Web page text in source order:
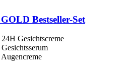
Bestseller-​Set
Gesichtscreme